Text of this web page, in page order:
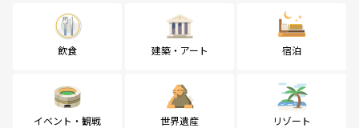
飲食 建築・アート 宿泊
イベント・観戦 世界遺産 リゾート